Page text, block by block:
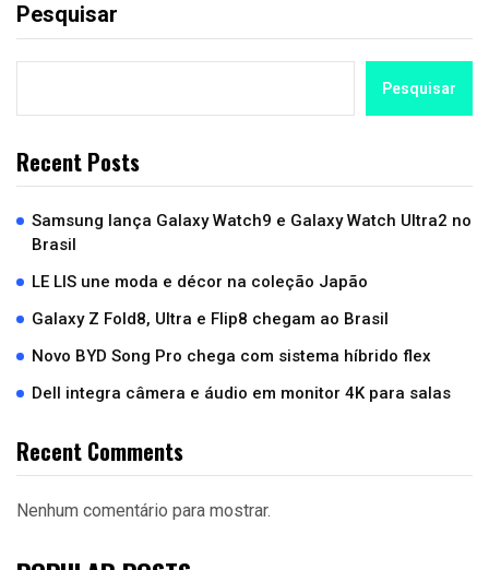
Pesquisar
Pesquisar
Recent Posts
Samsung lança Galaxy Watch9 e Galaxy Watch Ultra2 no
Brasil
LE LIS une moda e décor na coleção Japão
Galaxy Z Fold8, Ultra e Flip8 chegam ao Brasil
Novo BYD Song Pro chega com sistema híbrido flex
Dell integra câmera e áudio em monitor 4K para salas
Recent Comments
Nenhum comentário para mostrar.